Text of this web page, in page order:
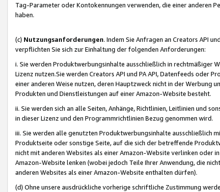
Tag-Parameter oder Kontokennungen verwenden, die einer anderen
haben.
(c) Nutzungsanforderungen. Indem Sie Anfragen an Creators API
verpflichten Sie sich zur Einhaltung der folgenden Anforderungen:
i. Sie werden Produktwerbungsinhalte ausschließlich in rechtmäßiger
Lizenz nutzen.Sie werden Creators API und PA API, Datenfeeds oder
einer anderen Weise nutzen, deren Hauptzweck nicht in der Werbung
Produkten und Dienstleistungen auf einer Amazon-Website besteht.
ii. Sie werden sich an alle Seiten, Anhänge, Richtlinien, Leitlinien und
in dieser Lizenz und den Programmrichtlinien Bezug genommen wird.
iii. Sie werden alle genutzten Produktwerbungsinhalte ausschließlich
Produktseite oder sonstige Seite, auf die sich der betreffende
nicht mit anderen Websites als einer Amazon-Website verlinken oder
Amazon-Website lenken (wobei jedoch Teile Ihrer Anwendung, die
anderen Websites als einer Amazon-Website enthalten dürfen).
(d) Ohne unsere ausdrückliche vorherige schriftliche Zustimmung